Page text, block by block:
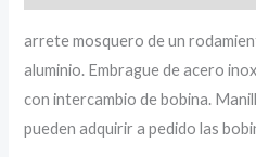
arrete mosquero de un
aluminio. Embrague de acero
con intercambio de bobina.
pueden adquirir a pedido las